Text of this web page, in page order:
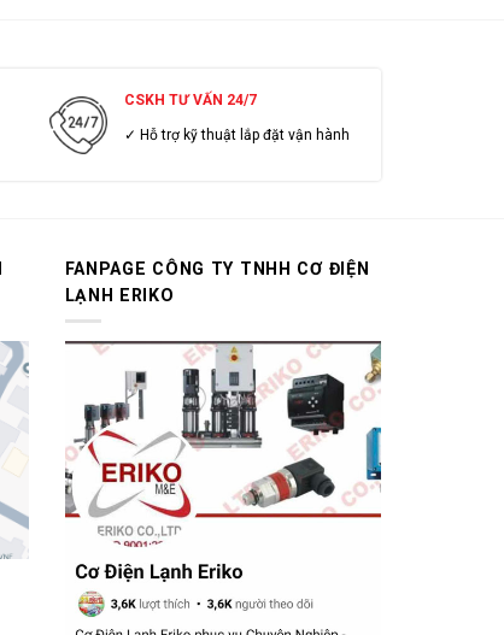
CSKH TƯ VẤN 24/7
✓ Hỗ trợ kỹ thuật lắp đặt vận hành
FANPAGE CÔNG TY TNHH CƠ ĐIỆN
LẠNH ERIKO